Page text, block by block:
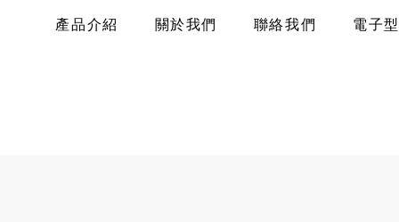
產品介紹 關於我們 聯絡我們 電子